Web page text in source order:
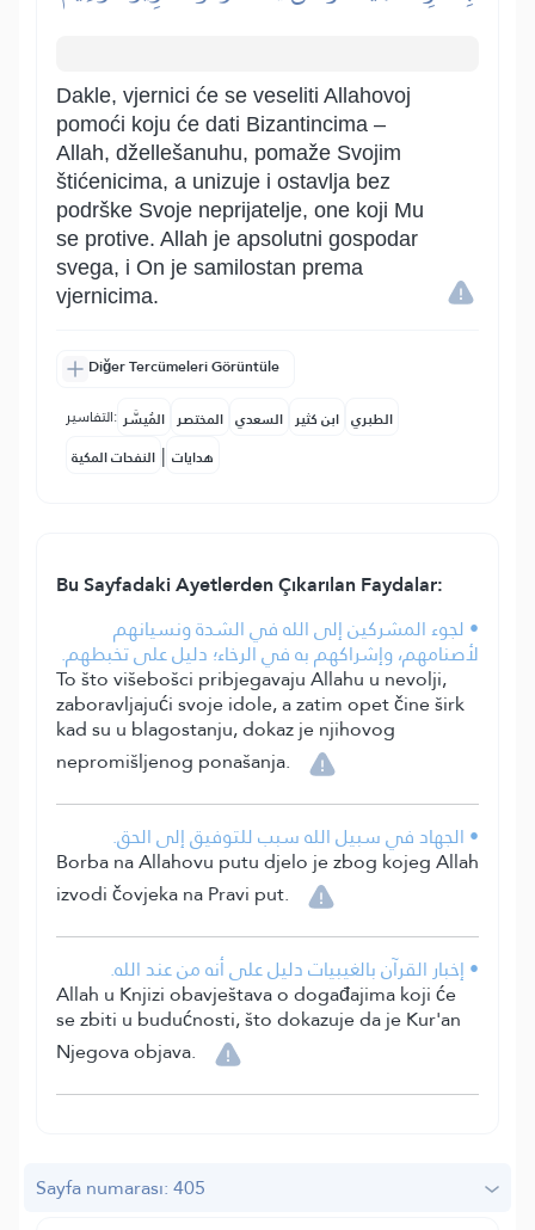
Dakle, vjernici će se veseliti Allahovoj
pomoći koju će dati Bizantincima –
Allah, džellešanuhu, pomaže Svojim
štićenicima, a unizuje i ostavlja bez
podrške Svoje neprijatelje, one koji Mu
se protive. Allah je apsolutni gospodar
svega, i On je samilostan prema
vjernicima.
Diğer Tercümeleri Görüntüle
التفاسير: المُيسَّر المختصر السعدي ابن كثير الطبري
النفحات المكية | هدايات
Bu Sayfadaki Ayetlerden Çıkarılan Faydalar:
• لجوء المشركين إلى الله في الشدة ونسيانهم
لأصنامهم، وإشراكهم به في الرخاء؛ دليل على تخبطهم.
To što višebošci pribjegavaju Allahu u nevolji,
zaboravljajući svoje idole, a zatim opet čine širk
kad su u blagostanju, dokaz je njihovog
nepromišljenog ponašanja.
• الجهاد في سبيل الله سبب للتوفيق إلى الحق.
Borba na Allahovu putu djelo je zbog kojeg Allah
izvodi čovjeka na Pravi put.
• إخبار القرآن بالغيبيات دليل على أنه من عند الله.
Allah u Knjizi obavještava o događajima koji će
se zbiti u budućnosti, što dokazuje da je Kur'an
Njegova objava.
Sayfa numarası: 405